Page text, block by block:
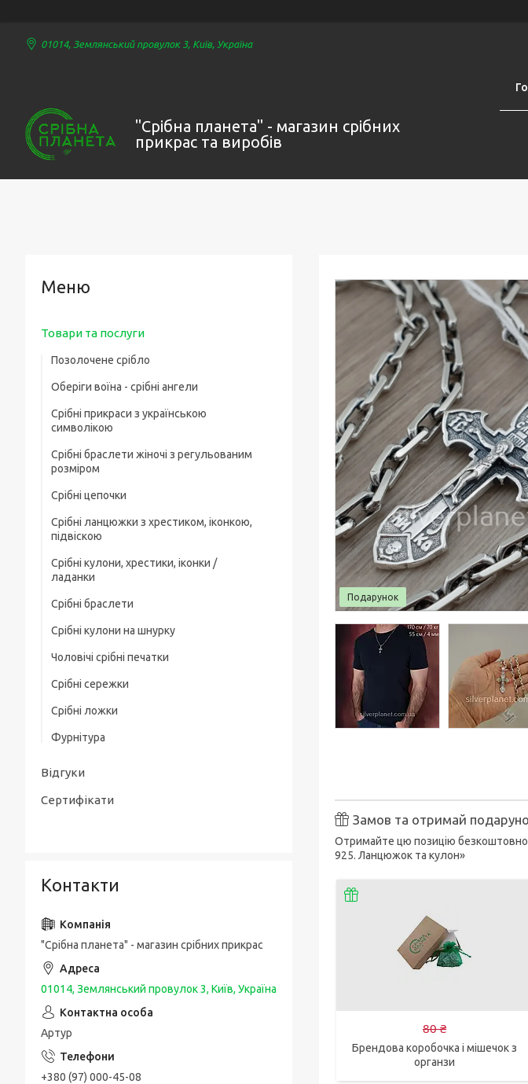
01014, Землянський провулок 3, Київ, Україна
"Срібна планета" - магазин срібних
прикрас та виробів
Подарунок
Замов та отримай
Отримайте цю позицію безкоштовно
925. Ланцюжок та кулон»
80 ₴
Брендова коробочка і мішечок з
органзи
Товари та послуги
Позолочене срібло
Оберіги воїна - срібні ангели
Срібні прикраси з українською
символікою
Срібні браслети жіночі з регульованим
розміром
Срібні цепочки
Чоловічі срібні цепочки
Ювелірний шнурок зі срібним замком
Жіночі цепочки срібні
Товсті срібні ланцюжки
Дитячі срібні цепочки
Срібні ланцюжки з хрестиком, іконкою,
підвіскою
Срібні цепочки з хрестиком
чи іконкою (ладанкою)
Срібні ланцюжки з кулонами / підвісками
Срібні кулони, хрестики, іконки /
ладанки
Срібні хрестики
Срібні підвіски
Срібні іконки / ладанки
Срібні браслети
Чоловічі срібні браслети
Жіночі срібні браслети
Позолочені срібні браслети
Товсті срібні браслети
Чоловічі срібні браслети з золотом
Шовкові браслети з срібними вставками
Срібні кулони на шнурку
Чоловічі срібні печатки
Чоловічі срібні печатки з чорним
золотою накладкою
Срібні каблучки спаси і збережи
Срібні сережки
Срібні ложки
Фурнітура
Відгуки
Сертифікати
Контакти
"Срібна планета" - магазин срібних прикрас
01014, Землянський провулок 3, Київ, Україна
Артур
+380 (97) 000-45-08